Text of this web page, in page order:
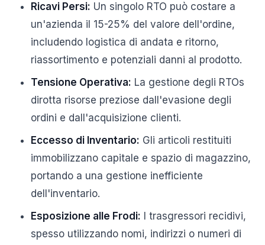
Ricavi Persi: Un singolo RTO può costare a
un'azienda il 15-25% del valore dell'ordine,
includendo logistica di andata e ritorno,
riassortimento e potenziali danni al prodotto.
Tensione Operativa: La gestione degli RTOs
dirotta risorse preziose dall'evasione degli
ordini e dall'acquisizione clienti.
Eccesso di Inventario: Gli articoli restituiti
immobilizzano capitale e spazio di magazzino,
portando a una gestione inefficiente
dell'inventario.
Esposizione alle Frodi: I trasgressori recidivi,
spesso utilizzando nomi, indirizzi o numeri di